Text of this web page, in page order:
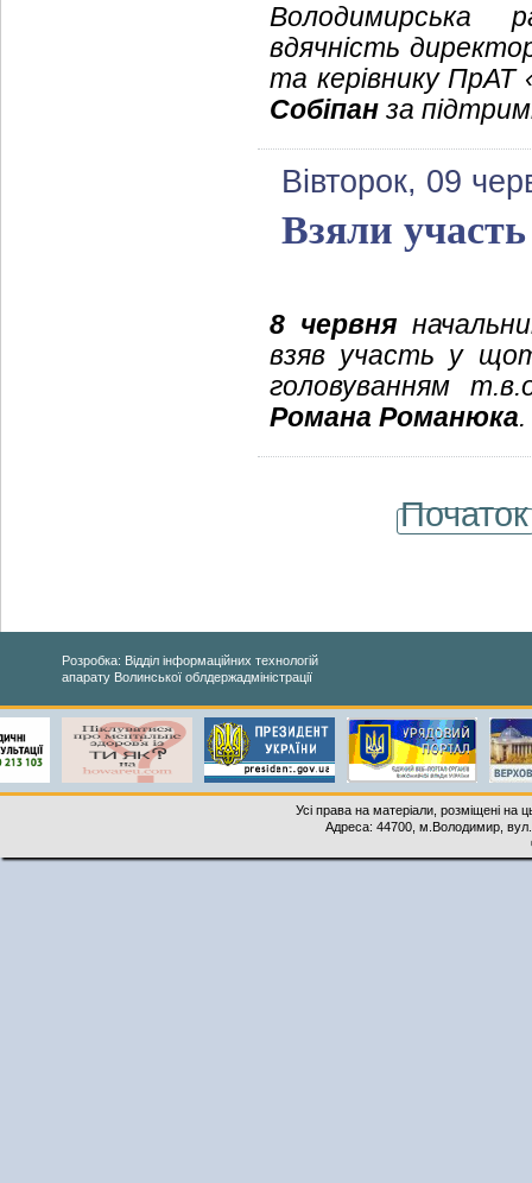
Володимирська
вдячність
та керівнику
Собіпан за
Вівторок, 09
Взяли
8 червня
взяв участь у
головуванням
Романа Романюка.
Початок
Розробка: Відділ інформаційних технологій
апарату Волинської облдержадміністрації
Усі права на матеріали, розміщені на
Адреса: 44700, м.Володимир,